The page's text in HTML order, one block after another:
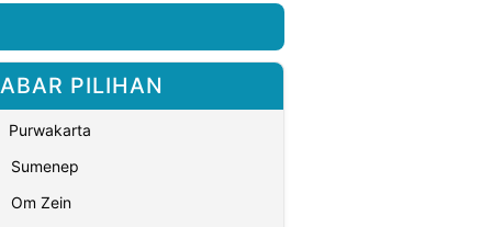
PILIHAN
Purwakarta
Sumenep
Om Zein